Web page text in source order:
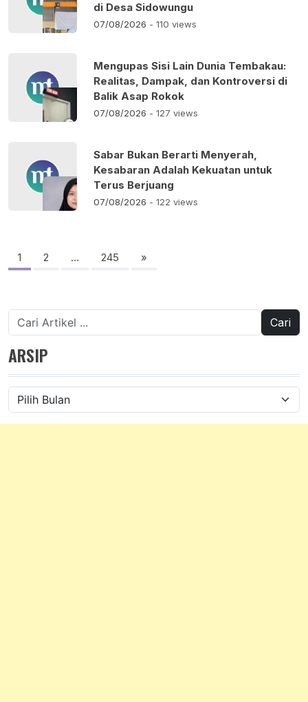
di Desa Sidowungu
07/08/2026 - 110 views
Mengupas Sisi Lain Dunia Tembakau:
Realitas, Dampak, dan Kontroversi di
Balik Asap Rokok
07/08/2026 - 127 views
Sabar Bukan Berarti Menyerah,
Kesabaran Adalah Kekuatan untuk
Terus Berjuang
07/08/2026 - 122 views
pos
1 2 … 245 »
Cari
untuk:
ARSIP
Arsip